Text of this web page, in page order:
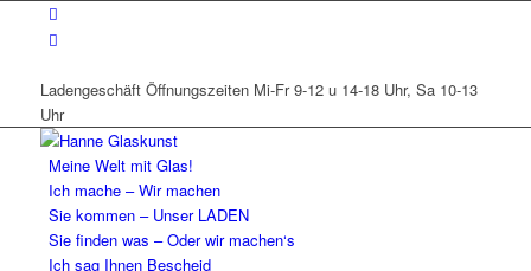
Ladengeschäft Öffnungszeiten Mi-Fr 9-12 u 14-18 Uhr, Sa 10-13
Uhr
Meine Welt mit Glas!
Ich mache – Wir machen
Sie kommen – Unser LADEN
Sie finden was – Oder wir machen‘s
Ich sag Ihnen Bescheid